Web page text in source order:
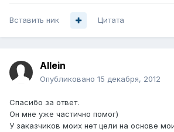
Вставить ник Цитата
Allein
Опубликовано 15 декабря, 2012
Спасибо за ответ.
Он мне уже частично помог)
У заказчиков моих нет цели на основе